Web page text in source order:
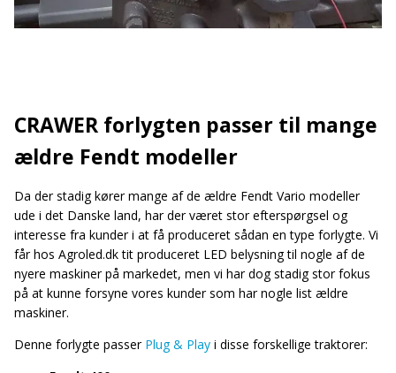
CRAWER forlygten passer til mange
ældre Fendt modeller
Da der stadig kører mange af de ældre Fendt Vario modeller
ude i det Danske land, har der været stor efterspørgsel og
interesse fra kunder i at få produceret sådan en type forlygte. Vi
får hos Agroled.dk tit produceret LED belysning til nogle af de
nyere maskiner på markedet, men vi har dog stadig stor fokus
på at kunne forsyne vores kunder som har nogle list ældre
maskiner.
Denne forlygte passer Plug & Play i disse forskellige traktorer: